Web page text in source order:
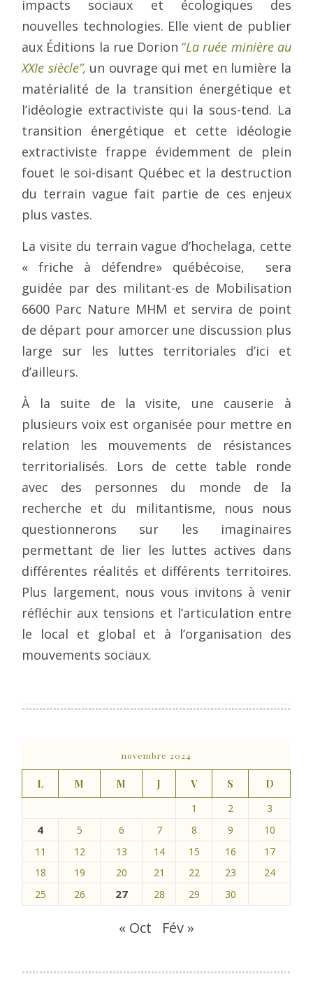
impacts sociaux et écologiques des
nouvelles technologies. Elle vient de publier
aux Éditions la rue Dorion“La ruée minière au
XXIe siècle”, un ouvrage qui met en lumière la
matérialité de la transition énergétique et
l’idéologie extractiviste qui la sous-tend. La
transition énergétique et cette idéologie
extractiviste frappe évidemment de plein
fouet le soi-disant Québec et la destruction
du terrain vague fait partie de ces enjeux
plus vastes.
La visite du terrain vague d’hochelaga, cette
« friche à défendre» québécoise, sera
guidée par des militant-es de Mobilisation
6600 Parc Nature MHM et servira de point
de départ pour amorcer une discussion plus
large sur les luttes territoriales d’ici et
d’ailleurs.
À la suite de la visite, une causerie à
plusieurs voix est organisée pour mettre en
relation les mouvements de résistances
territorialisés. Lors de cette table ronde
avec des personnes du monde de la
recherche et du militantisme, nous nous
questionnerons sur les imaginaires
permettant de lier les luttes actives dans
différentes réalités et différents territoires.
Plus largement, nous vous invitons à venir
réfléchir aux tensions et l’articulation entre
le local et global et à l’organisation des
mouvements sociaux.
novembre 2024
L M M J V S
D
1
2 3
4 5 6 7 8 9
10
11
12 13 14 15 16
17
18
19 20 21 22 23
24
25
26 27 28 29 30
« Oct Fév »